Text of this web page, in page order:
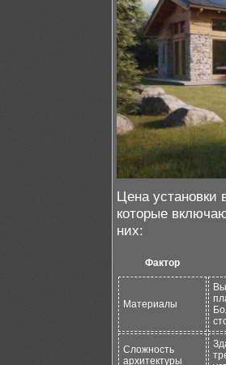
Цена установки
которые
них:
Фактор
Материалы
Сложность
архитектуры